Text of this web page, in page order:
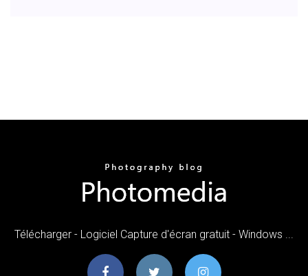
Télécharger - Logiciel Capture d'écran gratuit - Windows ...